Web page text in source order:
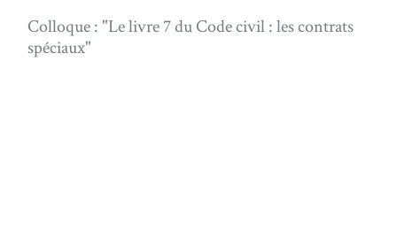
Colloque : "Le livre 7 du Code civil : les contrats
spéciaux"